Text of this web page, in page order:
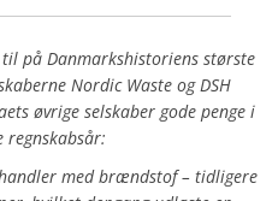
til på Danmarkshistoriens største
Nordic Waste og DSH
øvrige selskaber gode penge i
regnskabsår:
med brændstof – tidligere